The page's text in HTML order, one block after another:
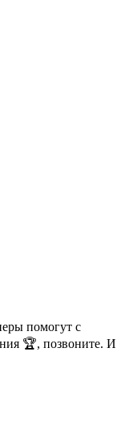
помогут с
🏆, позвоните. И